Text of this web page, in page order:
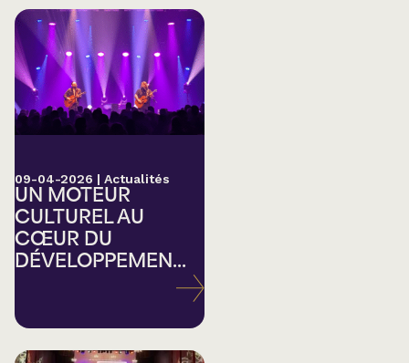
09-04-2026 | Actualités
UN MOTEUR
CULTUREL AU
CŒUR DU
DÉVELOPPEMEN...